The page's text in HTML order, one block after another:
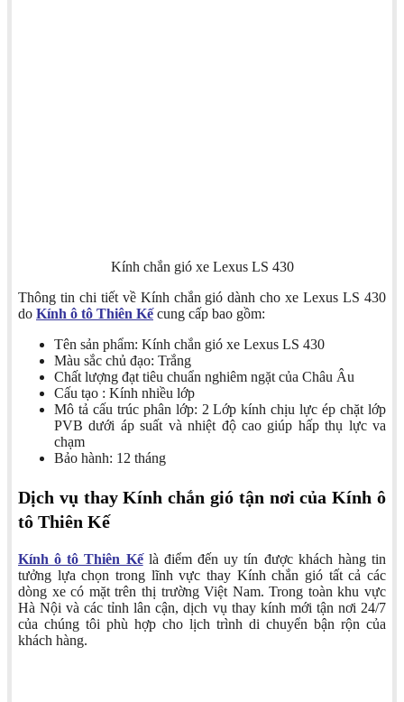
Kính chắn gió xe Lexus LS 430
Thông tin chi tiết về Kính chắn gió dành cho xe Lexus LS 430
do Kính ô tô Thiên Kếcung cấp bao gồm:
Tên sản phẩm: Kính chắn gió xe Lexus LS 430
Màu sắc chủ đạo: Trắng
Chất lượng đạt tiêu chuẩn nghiêm ngặt của Châu Âu
Cấu tạo : Kính nhiều lớp
Mô tả cấu trúc phân lớp: 2 Lớp kính chịu lực ép chặt lớp
PVB dưới áp suất và nhiệt độ cao giúp hấp thụ lực va
chạm
Bảo hành: 12 tháng
Dịch vụ thay Kính chắn gió tận nơi của Kính ô
tô Thiên Kế
Kính ô tô Thiên Kếlà điểm đến uy tín được khách hàng tin
tưởng lựa chọn trong lĩnh vực thay Kính chắn gió tất cả các
dòng xe có mặt trên thị trường Việt Nam. Trong toàn khu vực
Hà Nội và các tỉnh lân cận, dịch vụ thay kính mới tận nơi 24/7
của chúng tôi phù hợp cho lịch trình di chuyển bận rộn của
khách hàng.